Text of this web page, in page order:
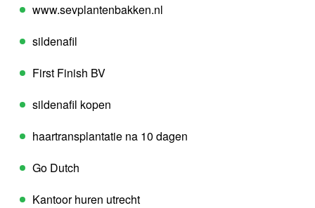
www.sevplantenbakken.nl
sildenafil
First Finish BV
sildenafil kopen
haartransplantatie na 10 dagen
Go Dutch
Kantoor huren utrecht